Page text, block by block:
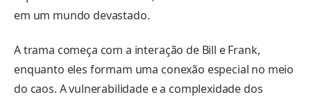
em um mundo devastado.
A trama começa com a interação de Bill e Frank,
enquanto eles formam uma conexão especial no meio
do caos. A vulnerabilidade e a complexidade dos